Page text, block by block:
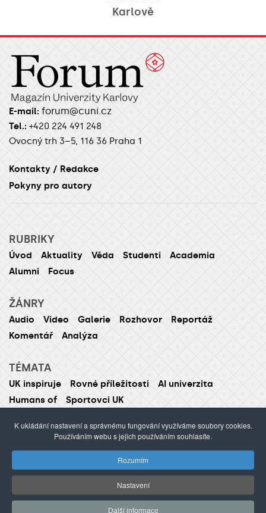
Karlově
E-mail: forum@cuni.cz
Tel.: +420 224 491 248
Ovocný trh 3–5, 116 36 Praha 1
Kontakty / Redakce
Pokyny pro autory
RUBRIKY
Úvod Aktuality Věda Studenti
Academia
Alumni
Focus
ŽÁNRY
Audio Video Galerie Rozhovor
Reportáž
Komentář
Analýza
TÉMATA
UK inspiruje Rovné příležitosti
AI univerzita
Humans of
Sportovci UK
Publikování nebo šíření obsahu je zakázáno bez
předchozího souhlasu.
©2012–2026Univerzita Karlova /webdesign Agionet
K ukládání nastavení a správnému fungování využíváme soubory cookies.
Používáním webu s jejich používáním souhlasíte.
Rozumím
Nastavení
Další informace